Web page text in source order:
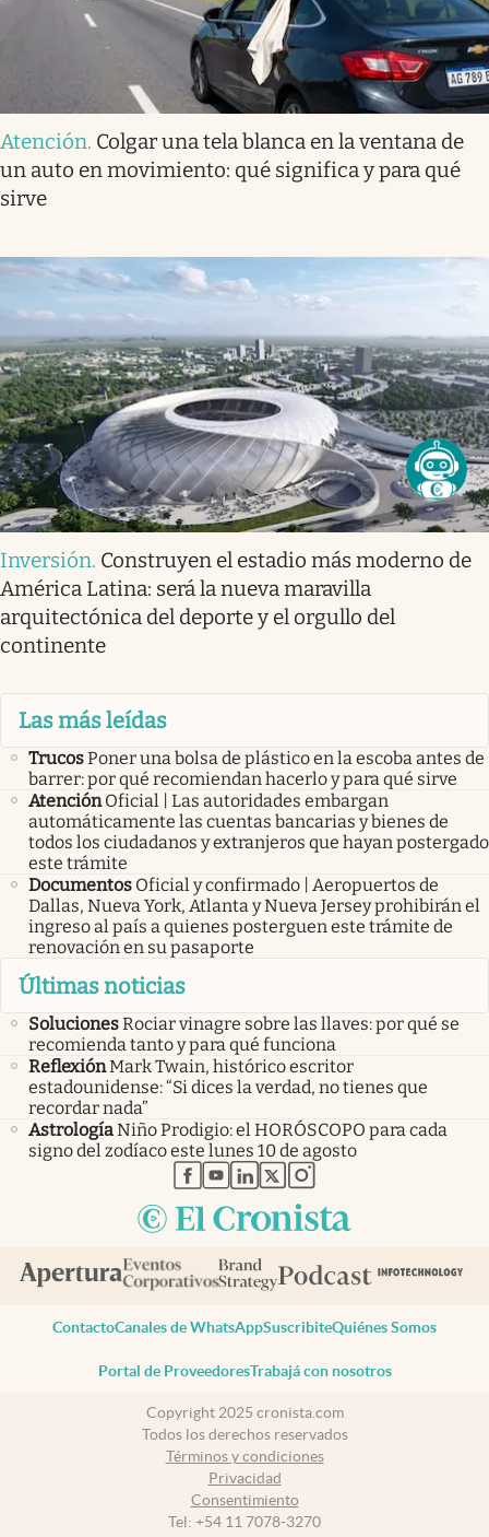
Atención. Colgar una tela blanca en la ventana de
un auto en movimiento: qué significa y para qué
sirve
Inversión. Construyen el estadio más moderno de
América Latina: será la nueva maravilla
arquitectónica del deporte y el orgullo del
continente
Las más leídas
TrucosPoner una bolsa de plástico en la escoba antes de
barrer: por qué recomiendan hacerlo y para qué sirve
Atención Oficial | Las autoridades embargan
automáticamente las cuentas bancarias y bienes de
todos los ciudadanos y extranjeros que hayan postergado
este trámite
Documentos Oficial y confirmado | Aeropuertos de
Dallas, Nueva York, Atlanta y Nueva Jersey prohibirán el
ingreso al país a quienes posterguen este trámite de
renovación en su pasaporte
Últimas noticias
SolucionesRociar vinagre sobre las llaves: por qué se
recomienda tanto y para qué funciona
ReflexiónMark Twain, histórico escritor
estadounidense: “Si dices la verdad, no tienes que
recordar nada”
AstrologíaNiño Prodigio: el HORÓSCOPO para cada
signo del zodíaco este lunes 10 de agosto
abre en nueva pestaña
abre en nueva pestaña
abre en nueva pestaña
abre en nueva pestaña
abre en nueva pestaña
ContactoCanales de WhatsAppSuscribiteQuiénes Somos
Portal de ProveedoresTrabajá con nosotros
Copyright 2025 cronista.com
Todos los derechos reservados
Términos y condiciones
Privacidad
Consentimiento
Tel: +54 11 7078-3270